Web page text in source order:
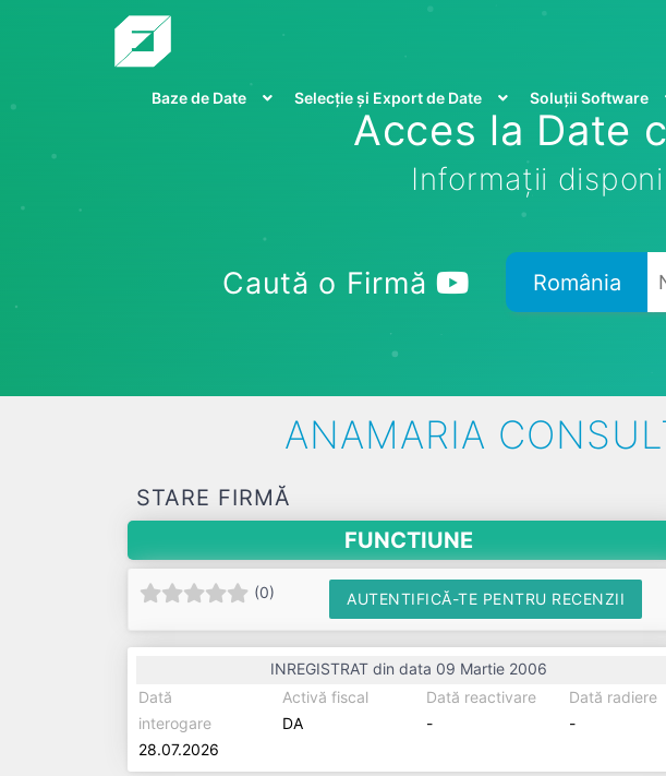
Baze de Date Selecție și Export de Date Soluții Software
Acces la Date
Informații
Caută o Firmă România
ANAMARIA
STARE FIRMĂ
FUNCTIUNE
(0) AUTENTIFICĂ-TE PENTRU RECENZII
INREGISTRAT din data 09 Martie 2006
Dată
interogare
28.07.2026
Activă fiscal
DA
Dată reactivare
-
Dată radiere
-